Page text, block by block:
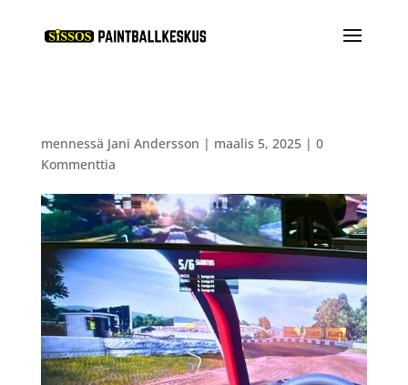
mennessä Jani Andersson | maalis 5, 2025| 0
Kommenttia